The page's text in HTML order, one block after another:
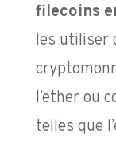
filecoins
les utiliser
l’ether ou
telles que